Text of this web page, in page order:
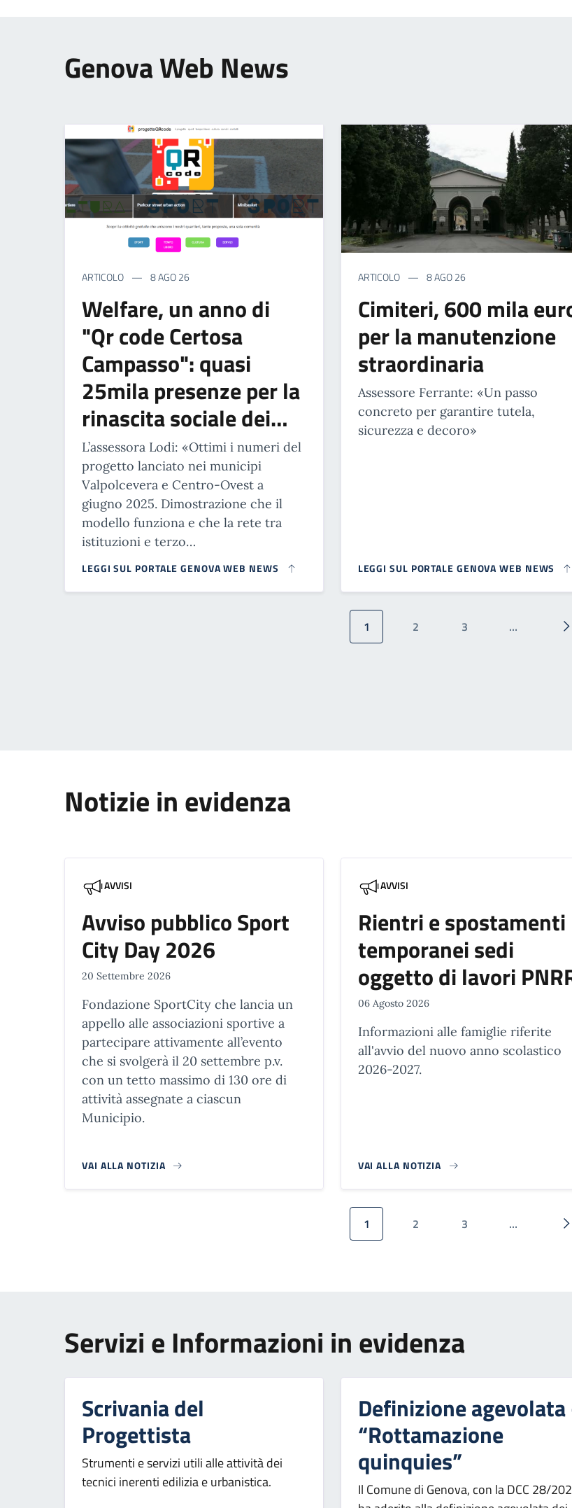
Genova Web News
ARTICOLO 8 AGO 26
Welfare, un anno di
"Qr code Certosa
Campasso": quasi
25mila presenze per la
rinascita sociale dei…
L’assessora Lodi: «Ottimi i numeri del
progetto lanciato nei municipi
Valpolcevera e Centro-Ovest a
giugno 2025. Dimostrazione che il
modello funziona e che la rete tra
istituzioni e terzo…
LEGGI SUL PORTALE GENOVA WEB NEWS
ARTICOLO 8 AGO 26
Cimiteri, 600 mila
per la manutenzione
straordinaria
Assessore Ferrante: «Un passo
concreto per garantire tutela,
sicurezza e decoro»
LEGGI SUL PORTALE GENOVA WEB NEWS
Pagina attuale
1 Pagina
2 Pagina
3 …
Notizie in evidenza
AVVISI
Avviso pubblico Sport
City Day 2026
20 Settembre 2026
Fondazione SportCity che lancia un
appello alle associazioni sportive a
partecipare attivamente all’evento
che si svolgerà il 20 settembre p.v.
con un tetto massimo di 130 ore di
attività assegnate a ciascun
Municipio.
VAI ALLA NOTIZIA
AVVISI
Rientri e spostamenti
temporanei sedi
oggetto di lavori
06 Agosto 2026
Informazioni alle famiglie riferite
all'avvio del nuovo anno scolastico
2026-2027.
VAI ALLA NOTIZIA
Pagina attuale
1 Pagina
2 Pagina
3 …
Servizi e Informazioni in evidenza
Scrivania del
Progettista
Strumenti e servizi utili alle attività dei
tecnici inerenti edilizia e urbanistica.
Definizione
“Rottamazione
quinquies”
Il Comune di Genova, con la DCC 28/